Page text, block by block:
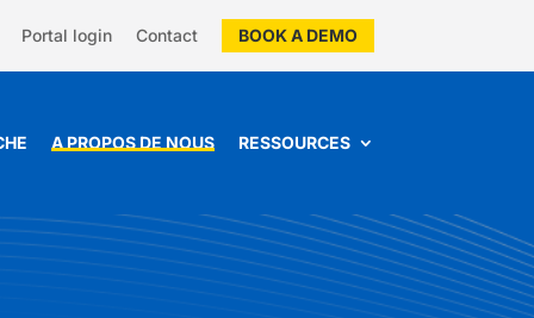
Portal login Contact BOOK A DEMO
A PROPOS DE NOUS RESSOURCES